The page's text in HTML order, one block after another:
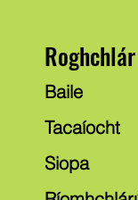
Roghchlár
Baile
Tacaíocht
Siopa